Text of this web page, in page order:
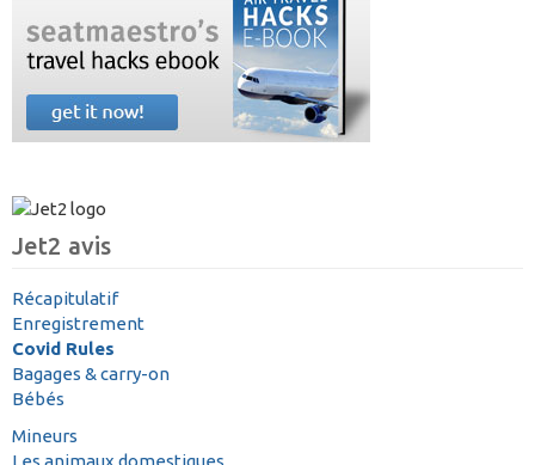
Jet2 avis
Récapitulatif
Enregistrement
Covid Rules
Bagages & carry-on
Bébés
Mineurs